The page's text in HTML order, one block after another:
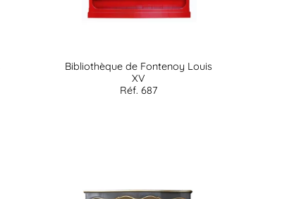
Bibliothèque de Fontenoy Louis
XV
Réf. 687